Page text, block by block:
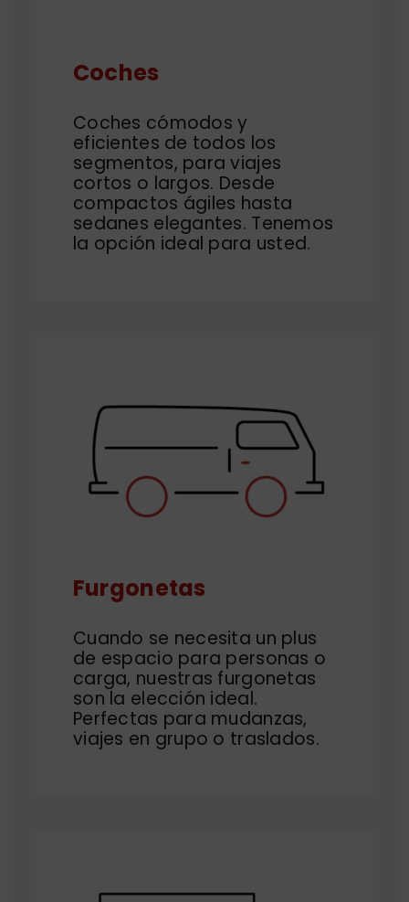
Coches
Coches cómodos y
eficientes de todos los
segmentos, para viajes
cortos o largos. Desde
compactos ágiles hasta
sedanes elegantes. Tenemos
la opción ideal para usted.
Furgonetas
Cuando se necesita un plus
de espacio para personas o
carga, nuestras furgonetas
son la elección ideal.
Perfectas para mudanzas,
viajes en grupo o traslados.